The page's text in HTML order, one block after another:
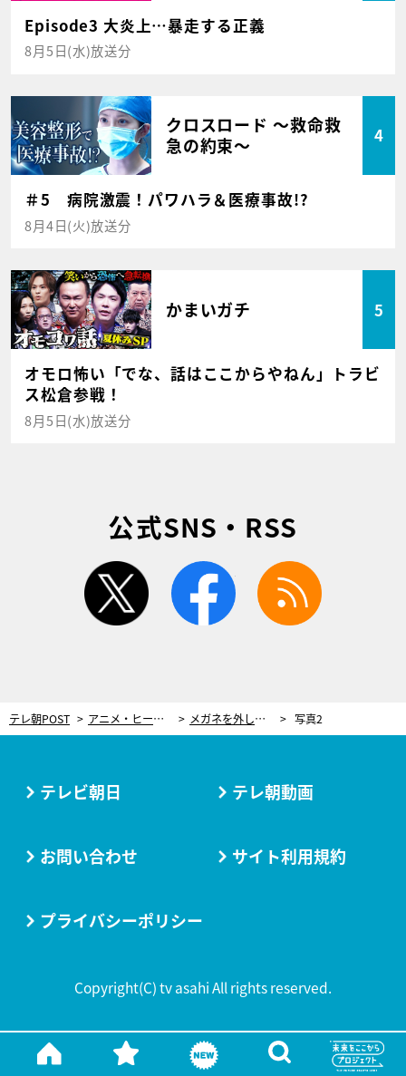
Episode3 大炎上…暴走する正義
8月5日(水)放送分
クロスロード ～救命救
急の約束～
4
＃5 病院激震！パワハラ＆医療事故!?
8月4日(火)放送分
かまいガチ 5
オモロ怖い「でな、話はここからやねん」トラビ
ス松倉参戦！
8月5日(水)放送分
公式SNS・RSS
twitter facebook
テレ朝POST アニメ・ヒーロー メガネを外したら別人！のび太のママ「野比玉子」の知られざる過去 実は息子も驚く美貌の持ち主 写真2
テレビ朝日 テレ朝動画
お問い合わせ サイト利用規約
プライバシーポリシー
Copyright(C) tv asahi All rights reserved.